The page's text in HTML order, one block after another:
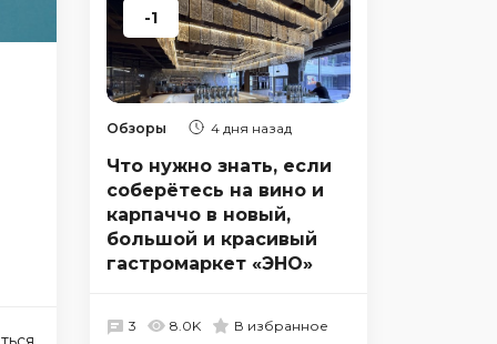
-1
Обзоры 4 дня назад
Что нужно знать, если
соберётесь на вино и
карпаччо в новый,
большой и красивый
гастромаркет «ЭНО»
3 8.0K В избранное